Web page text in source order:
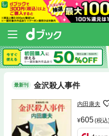
最新刊 金沢殺人事件
内田康夫
605(税込